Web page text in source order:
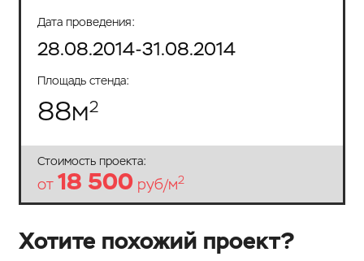
Стоимость проекта:
от 18 500 руб/м2
Дата проведения:
28.08.2014-31.08.2014
Площадь стенда:
88м2
Хотите похожий проект?